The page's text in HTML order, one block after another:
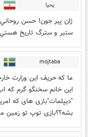
يحيا
ژان پير جون! حسن روحاني
ستبر و سترگ تاريخ هستي
mojtaba
ما که حریف این وزارت
این خانم سخنگو گرم که
بشه؟؟بازی توپ تو زمین